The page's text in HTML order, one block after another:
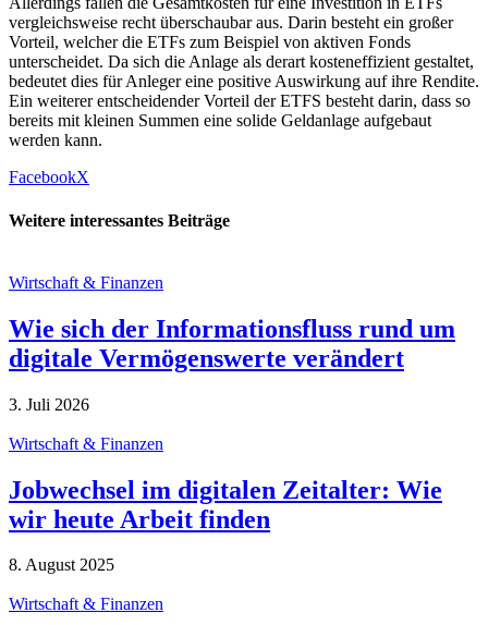
vergleichsweise recht überschaubar aus. Darin besteht ein großer
Vorteil, welcher die ETFs zum Beispiel von aktiven Fonds
unterscheidet. Da sich die Anlage als derart kosteneffizient gestaltet,
bedeutet dies für Anleger eine positive Auswirkung auf ihre Rendite.
Ein weiterer entscheidender Vorteil der ETFS besteht darin, dass so
bereits mit kleinen Summen eine solide Geldanlage aufgebaut
werden kann.
FacebookX
Weitere interessantes Beiträge
Wirtschaft & Finanzen
Wie sich der Informationsfluss rund um
digitale Vermögenswerte verändert
3. Juli 2026
Wirtschaft & Finanzen
Jobwechsel im digitalen Zeitalter: Wie
wir heute Arbeit finden
8. August 2025
Wirtschaft & Finanzen